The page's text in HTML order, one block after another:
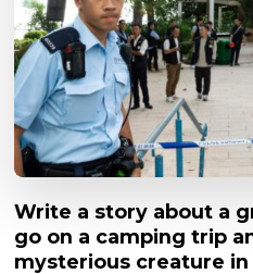
Write a story about a
go on a camping trip
mysterious creature